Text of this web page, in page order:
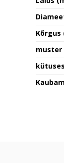
Kõrgus
muster